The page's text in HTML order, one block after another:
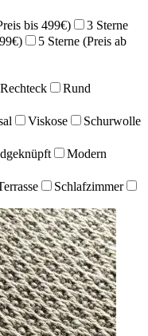
bis 499€)
3 Sterne
5 Sterne (Preis ab
Rechteck Rund
Viskose Schurwolle
Modern
Schlafzimmer